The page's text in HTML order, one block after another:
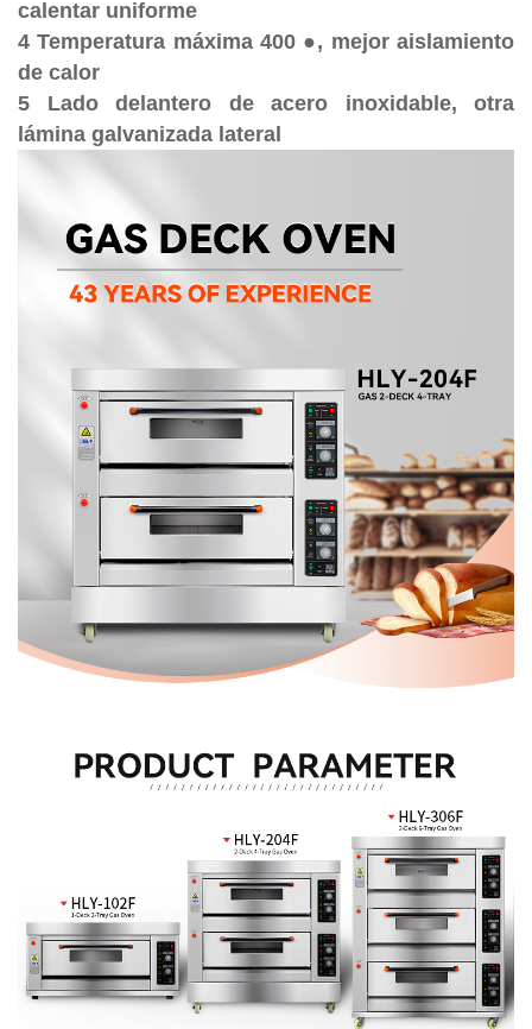
calentar uniforme
4 Temperatura máxima 400 ●, mejor aislamiento
de calor
5 Lado delantero de acero inoxidable, otra
lámina galvanizada lateral